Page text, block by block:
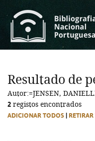
Resultado de
Autor:=JENSEN,
2 registos encontrados
ADICIONAR TODOS